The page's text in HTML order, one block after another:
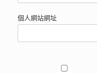
個人網站網址